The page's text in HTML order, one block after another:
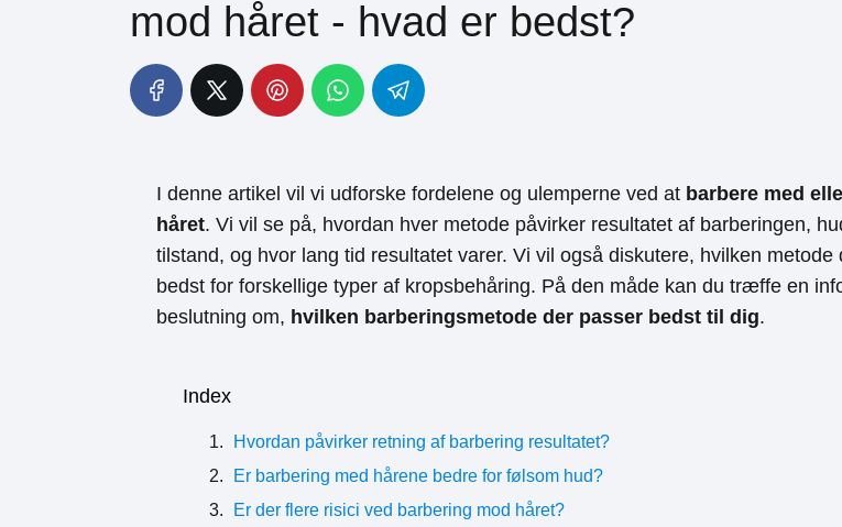
mod håret - hvad er bedst?
I denne artikel vil vi udforske fordelene og ulemperne ved at barbere med
håret. Vi vil se på, hvordan hver metode påvirker resultatet af barberingen,
tilstand, og hvor lang tid resultatet varer. Vi vil også diskutere, hvilken metode
bedst for forskellige typer af kropsbehåring. På den måde kan du træffe en
beslutning om, hvilken barberingsmetode der passer bedst til dig.
Index
Hvordan påvirker retning af barbering resultatet?
Er barbering med hårene bedre for følsom hud?
Er der flere risici ved barbering mod håret?